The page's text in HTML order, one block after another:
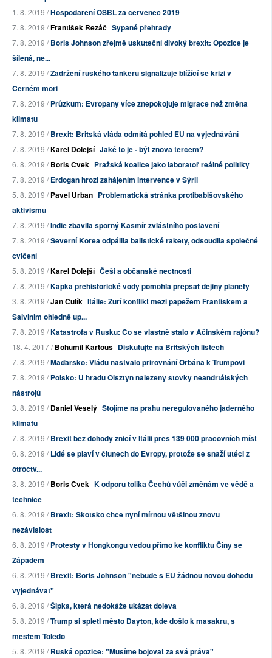
1. 8. 2019 /Hospodaření OSBL za červenec 2019
7. 8. 2019 /František Řezáč Sypané přehrady
7. 8. 2019 /Boris Johnson zřejmě uskuteční divoký brexit: Opozice je
šílená, ne...
7. 8. 2019 /Zadržení ruského tankeru signalizuje blížící se krizi v
Černém moři
7. 8. 2019 /Průzkum: Evropany více znepokojuje migrace než změna
klimatu
7. 8. 2019 /Brexit: Britská vláda odmítá pohled EU na vyjednávání
7. 8. 2019 /Karel Dolejší Jaké to je - být znova terčem?
6. 8. 2019 /Boris Cvek Pražská koalice jako laboratoř reálné politiky
7. 8. 2019 /Erdogan hrozí zahájením intervence v Sýrii
5. 8. 2019 /Pavel Urban Problematická stránka protibabišovského
aktivismu
7. 8. 2019 /Indie zbavila sporný Kašmír zvláštního postavení
7. 8. 2019 /Severní Korea odpálila balistické rakety, odsoudila společné
cvičení
5. 8. 2019 /Karel Dolejší Češi a občanské nectnosti
7. 8. 2019 /Kapka prehistorické vody pomohla přepsat dějiny planety
3. 8. 2019 /Jan Čulík Itálie: Zuří konflikt mezi papežem Františkem a
Salvinim ohledně up...
7. 8. 2019 /Katastrofa v Rusku: Co se vlastně stalo v Ačinském rajónu?
18. 4. 2017 /Bohumil Kartous Diskutujte na Britských listech
7. 8. 2019 /Maďarsko: Vládu naštvalo přirovnání Orbána k Trumpovi
7. 8. 2019 /Polsko: U hradu Olsztyn nalezeny stovky neandrtálských
nástrojů
3. 8. 2019 /Daniel Veselý Stojíme na prahu neregulovaného jaderného
klimatu
7. 8. 2019 /Brexit bez dohody zničí v Itálii přes 139 000 pracovních míst
6. 8. 2019 /Lidé se plaví v člunech do Evropy, protože se snaží utéci z
otroctv...
3. 8. 2019 /Boris Cvek K odporu tolika Čechů vůči změnám ve vědě a
technice
6. 8. 2019 /Brexit: Skotsko chce nyní mírnou většinou znovu
nezávislost
6. 8. 2019 /Protesty v Hongkongu vedou přímo ke konfliktu Číny se
Západem
6. 8. 2019 /Brexit: Boris Johnson "nebude s EU žádnou novou dohodu
vyjednávat"
6. 8. 2019 /Šipka, která nedokáže ukázat doleva
5. 8. 2019 /Trump si spletl město Dayton, kde došlo k masakru, s
městem Toledo
5. 8. 2019 /Ruská opozice: "Musíme bojovat za svá práva"